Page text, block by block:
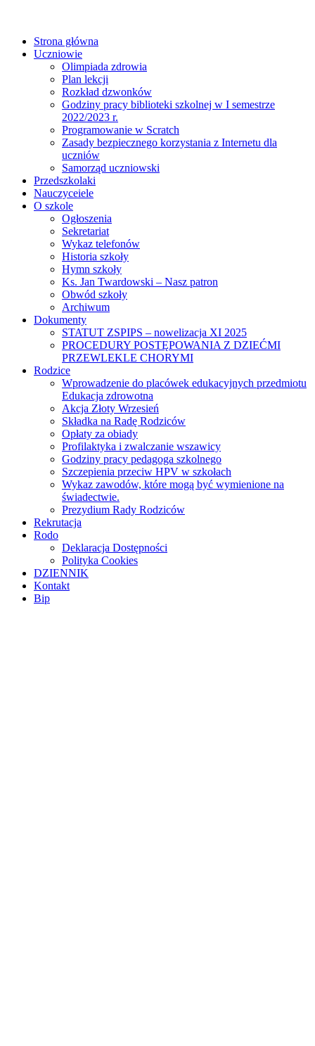
Strona główna
Uczniowie
Olimpiada zdrowia
Plan lekcji
Rozkład dzwonków
Godziny pracy biblioteki szkolnej w I semestrze
2022/2023 r.
Programowanie w Scratch
Zasady bezpiecznego korzystania z Internetu dla
uczniów
Samorząd uczniowski
Przedszkolaki
Nauczyceiele
O szkole
Ogłoszenia
Sekretariat
Wykaz telefonów
Historia szkoły
Hymn szkoły
Ks. Jan Twardowski – Nasz patron
Obwód szkoły
Archiwum
Dokumenty
STATUT ZSPIPS – nowelizacja XI 2025
PROCEDURY POSTĘPOWANIA Z DZIEĆMI
PRZEWLEKLE CHORYMI
Rodzice
Wprowadzenie do placówek edukacyjnych przedmiotu
Edukacja zdrowotna
Akcja Złoty Wrzesień
Składka na Radę Rodziców
Opłaty za obiady
Profilaktyka i zwalczanie wszawicy
Godziny pracy pedagoga szkolnego
Szczepienia przeciw HPV w szkołach
Wykaz zawodów, które mogą być wymienione na
świadectwie.
Prezydium Rady Rodziców
Rekrutacja
Rodo
Deklaracja Dostępności
Polityka Cookies
DZIENNIK
Kontakt
Bip